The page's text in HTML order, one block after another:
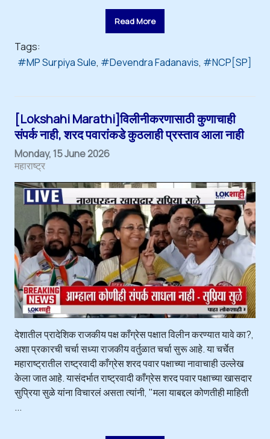
Read More
Tags:
MP Surpiya Sule
Devendra Fadanavis NCP[SP]
[Lokshahi Marathi]विलीनीकरणासाठी कुणाचाही
संपर्क नाही, शरद पवारांकडे कुठलाही प्रस्ताव आला नाही
Monday, 15 June 2026
महाराष्ट्र
देशातील प्रादेशिक राजकीय पक्ष काँग्रेस पक्षात विलीन करण्यात यावे का?,
अशा प्रकारची चर्चा सध्या राजकीय वर्तुळात चर्चा सुरू आहे. या चर्चेत
महाराष्ट्रातील राष्ट्रवादी काँग्रेस शरद पवार पक्षाच्या नावाचाही उल्लेख
केला जात आहे. यासंदर्भात राष्ट्रवादी काँग्रेस शरद पवार पक्षाच्या खासदार
सुप्रिया सुळे यांना विचारलं असता त्यांनी, "मला याबद्दल कोणतीही माहिती
...